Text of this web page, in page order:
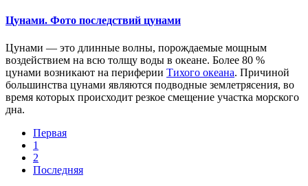
Цунами. Фото последствий цунами
Цунами — это длинные волны, порождаемые мощным
воздействием на всю толщу воды в океане. Более 80 %
цунами возникают на периферии Тихого океана. Причиной
большинства цунами являются подводные землетрясения, во
время которых происходит резкое смещение участка морского
дна.
Первая
1
2
Последняя